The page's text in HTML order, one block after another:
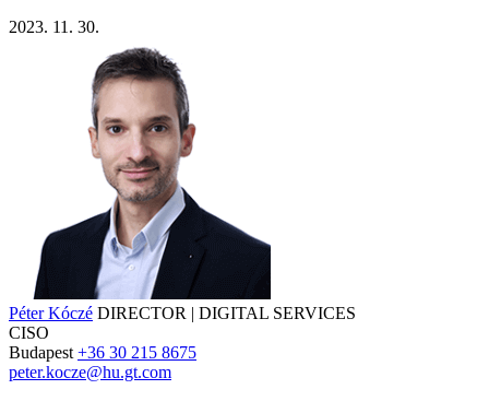
2023. 11. 30.
Péter Kóczé DIRECTOR | DIGITAL SERVICES
CISO
Budapest +36 30 215 8675
peter.kocze@hu.gt.com